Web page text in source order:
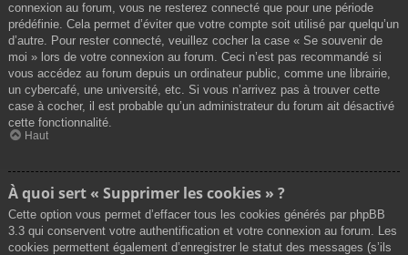
connexion au forum, vous ne resterez connecté que pour une période
prédéfinie. Cela permet d’éviter que votre compte soit utilisé par quelqu’un
d’autre. Pour rester connecté, veuillez cocher la case « Se souvenir de
moi » lors de votre connexion au forum. Ceci n’est pas recommandé si
vous accédez au forum depuis un ordinateur public, comme une librairie,
un cybercafé, une université, etc. Si vous n’arrivez pas à trouver cette
case à cocher, il est probable qu’un administrateur du forum ait désactivé
cette fonctionnalité.
Haut
À quoi sert « Supprimer les cookies » ?
Cette option vous permet d’effacer tous les cookies générés par phpBB
3.3 qui conservent votre authentification et votre connexion au forum. Les
cookies permettent également d’enregistrer le statut des messages (s’ils